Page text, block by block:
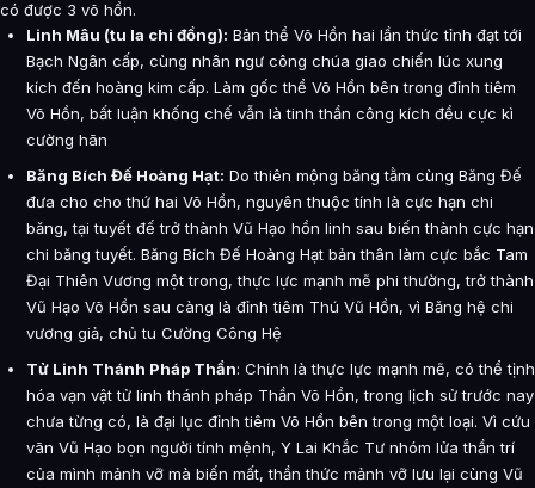
có được 3 võ hồn.
Linh Mâu (tu la chi đồng): Bản thể Võ Hồn hai lần thức tỉnh đạt tới
Bạch Ngân cấp, cùng nhân ngư công chúa giao chiến lúc xung
kích đến hoàng kim cấp. Làm gốc thể Võ Hồn bên trong đỉnh tiêm
Võ Hồn, bất luận khống chế vẫn là tinh thần công kích đều cực kì
cường hãn
Băng Bích Đế Hoàng Hạt: Do thiên mộng băng tằm cùng Băng Đế
đưa cho cho thứ hai Võ Hồn, nguyên thuộc tính là cực hạn chi
băng, tại tuyết đế trở thành Vũ Hạo hồn linh sau biến thành cực hạn
chi băng tuyết. Băng Bích Đế Hoàng Hạt bản thân làm cực bắc Tam
Đại Thiên Vương một trong, thực lực mạnh mẽ phi thường, trở thành
Vũ Hạo Võ Hồn sau càng là đỉnh tiêm Thú Vũ Hồn, vì Băng hệ chi
vương giả, chủ tu Cường Công Hệ
Tử Linh Thánh Pháp Thần: Chính là thực lực mạnh mẽ, có thể tịnh
hóa vạn vật tử linh thánh pháp Thần Võ Hồn, trong lịch sử trước nay
chưa từng có, là đại lục đỉnh tiêm Võ Hồn bên trong một loại. Vì cứu
vãn Vũ Hạo bọn người tính mệnh, Y Lai Khắc Tư nhóm lửa thần trí
của mình mảnh vỡ mà biến mất, thần thức mảnh vỡ lưu lại cùng Vũ